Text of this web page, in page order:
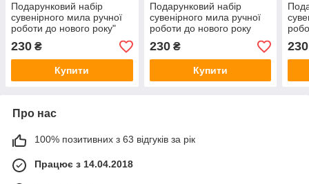
Подарунковий набір
сувенірного мила ручної
роботи до нового року"
Шампанське та
мандаринка"
230 ₴
Купити
Подарунковий набір
сувенірного мила ручної
роботи до нового року
"Новорічний сюрприз 2"
230₴
Купити
230
Про нас
100% позитивних з 63 відгуків за рік
Працює з 14.04.2018